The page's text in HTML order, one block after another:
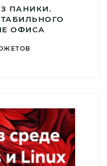
ПАНИКИ.
ОФИСА